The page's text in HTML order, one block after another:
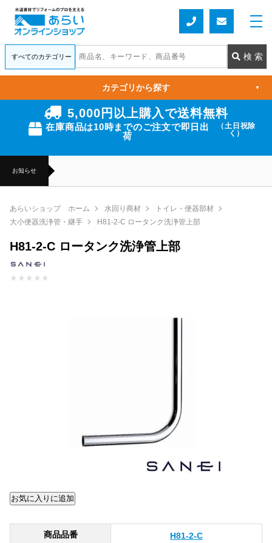
5,000円以上購入で送料無料
在庫商品は10時までのご注文で即日出
荷
（土日祝除
く）
お知らせ
カテゴリから探す ▼
あらいショップ ホーム 水回り商材
トイレ・便器部材
大小便器洗浄管・継手
H81-2-C ロータンク洗浄管上部
H81-2-C ロータンク洗浄管上部
★ ★ ★ ★ ★
商品品番 H81-2-C